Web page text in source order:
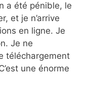
a été pénible, le
et je n’arrive
en ligne. Je
Je ne
téléchargement
une énorme